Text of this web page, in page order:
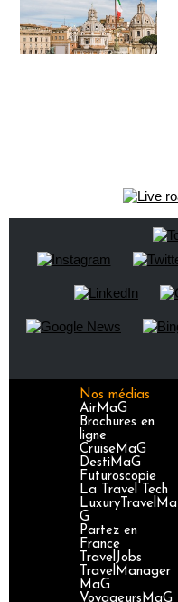
Nos médias
AirMaG
Brochures en
ligne
CruiseMaG
DestiMaG
Futuroscopie
La Travel Tech
LuxuryTravelMa
G
Partez en
France
TravelJobs
TravelManager
MaG
VoyageursMaG